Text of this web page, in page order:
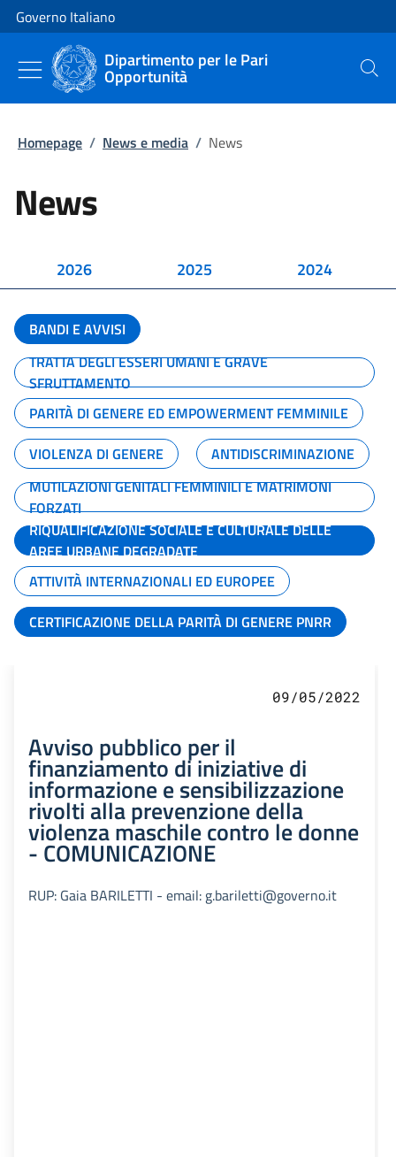
Vai al contenuto
Vai alla navigazione del sito
Governo Italiano
Dipartimento per le Pari
Opportunità Cerca
Homepage / News e media / News
News
2026 2025 2024
BANDI E AVVISI
TRATTA DEGLI ESSERI UMANI E GRAVE
SFRUTTAMENTO
PARITÀ DI GENERE ED EMPOWERMENT FEMMINILE
VIOLENZA DI GENERE
ANTIDISCRIMINAZIONE
MUTILAZIONI GENITALI FEMMINILI E MATRIMONI
FORZATI
RIQUALIFICAZIONE SOCIALE E CULTURALE DELLE
AREE URBANE DEGRADATE
ATTIVITÀ INTERNAZIONALI ED EUROPEE
CERTIFICAZIONE DELLA PARITÀ DI GENERE PNRR
09/05/2022
Avviso pubblico per il
finanziamento di iniziative di
informazione e sensibilizzazione
rivolti alla prevenzione della
violenza maschile contro le donne
- COMUNICAZIONE
RUP: Gaia BARILETTI - email: g.bariletti@governo.it